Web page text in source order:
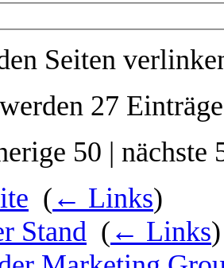
Seiten
27
50 | nächste
( ← Links)
Stand ( ← Links)